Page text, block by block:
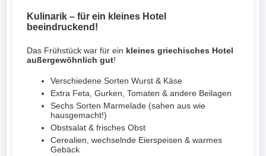
Kulinarik – für ein kleines Hotel
beeindruckend!
Das Frühstück war für ein kleines griechisches Hotel
außergewöhnlich gut!
Verschiedene Sorten Wurst & Käse
Extra Feta, Gurken, Tomaten & andere Beilagen
Sechs Sorten Marmelade (sahen aus wie
hausgemacht!)
Obstsalat & frisches Obst
Cerealien, wechselnde Eierspeisen & warmes
Gebäck